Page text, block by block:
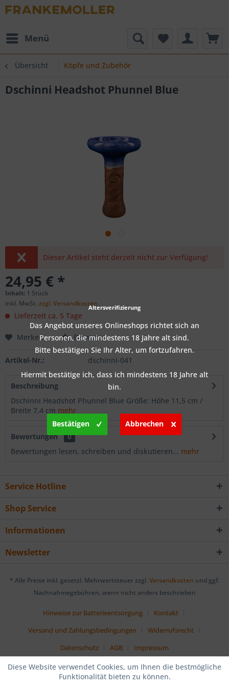
Menü
Übersicht Köpfe und Zubehör
Dschinni Headshot Phunnel Blue
Dieser Artikel steht derzeit nicht zur Verfügung!
24,95 € *
Inhalt: 1 Stück
inkl. MwSt. zzgl. Versandkosten
Lieferzeit ca. 5 Tage
Merken Bewerten
Artikel-Nr.: dschinni-041
Beschreibung
Dschinni Headshot Phunnel Blue Größe: Höhe 11,5 cm /
Breite 7,4 cm mehr
Bewertungen
0
Bewertungen lesen, schreiben und diskutieren... mehr
Service Hotline
Shop Service
Informationen
Newsletter
* Alle Preise inkl. gesetzl. Mehrwertsteuer zzgl. Versandkosten und ggf.
Nachnahmegebühren, wenn nicht anders beschrieben
Hinweise zur Batterieentsorgung
Kontakt
Versand und Zahlungsbedingungen
Widerrufsrecht
Datenschutz
AGB Impressum
Diese Website verwendet Cookies, um Ihnen die bestmögliche
Funktionalität bieten zu können.
Altersverifizierung
Das Angebot unseres Onlineshops richtet sich an
Personen, die mindestens 18 Jahre alt sind.
Bitte bestätigen Sie Ihr Alter, um fortzufahren.
Hiermit bestätige ich, dass ich mindestens 18 Jahre alt
bin.
Bestätigen Abbrechen